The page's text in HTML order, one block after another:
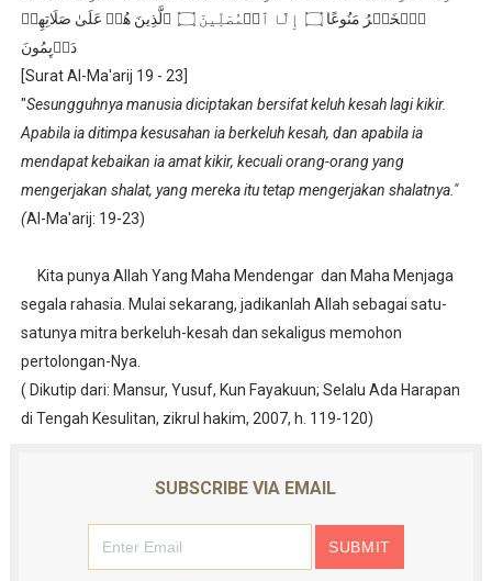
ٱلۡخَیۡرُ مَنُوعًا ۝ إِلَّا ٱلۡمُصَلِّینَ ۝ ٱلَّذِینَ هُمۡ عَلَىٰ صَلَاتِهِمۡ
دَاۤىِٕمُونَ
[Surat Al-Ma'arij 19 - 23]
"Sesungguhnya manusia diciptakan bersifat keluh kesah lagi kikir.
Apabila ia ditimpa kesusahan ia berkeluh kesah, dan apabila ia
mendapat kebaikan ia amat kikir, kecuali orang-orang yang
mengerjakan shalat, yang mereka itu tetap mengerjakan shalatnya."
(Al-Ma'arij: 19-23)
Kita punya Allah Yang Maha Mendengar dan Maha Menjaga
segala rahasia. Mulai sekarang, jadikanlah Allah sebagai satu-
satunya mitra berkeluh-kesah dan sekaligus memohon
pertolongan-Nya.
( Dikutip dari: Mansur, Yusuf, Kun Fayakuun; Selalu Ada Harapan
di Tengah Kesulitan, zikrul hakim, 2007, h. 119-120)
SUBSCRIBE VIA EMAIL